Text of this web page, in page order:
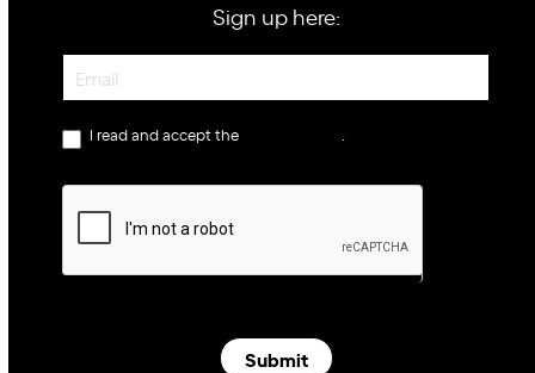
Sign up here:
Newsletter
I read and accept the
Submit